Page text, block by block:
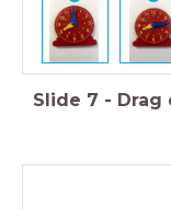
Slide 7 - Drag